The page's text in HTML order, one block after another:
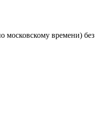
московскому времени) без